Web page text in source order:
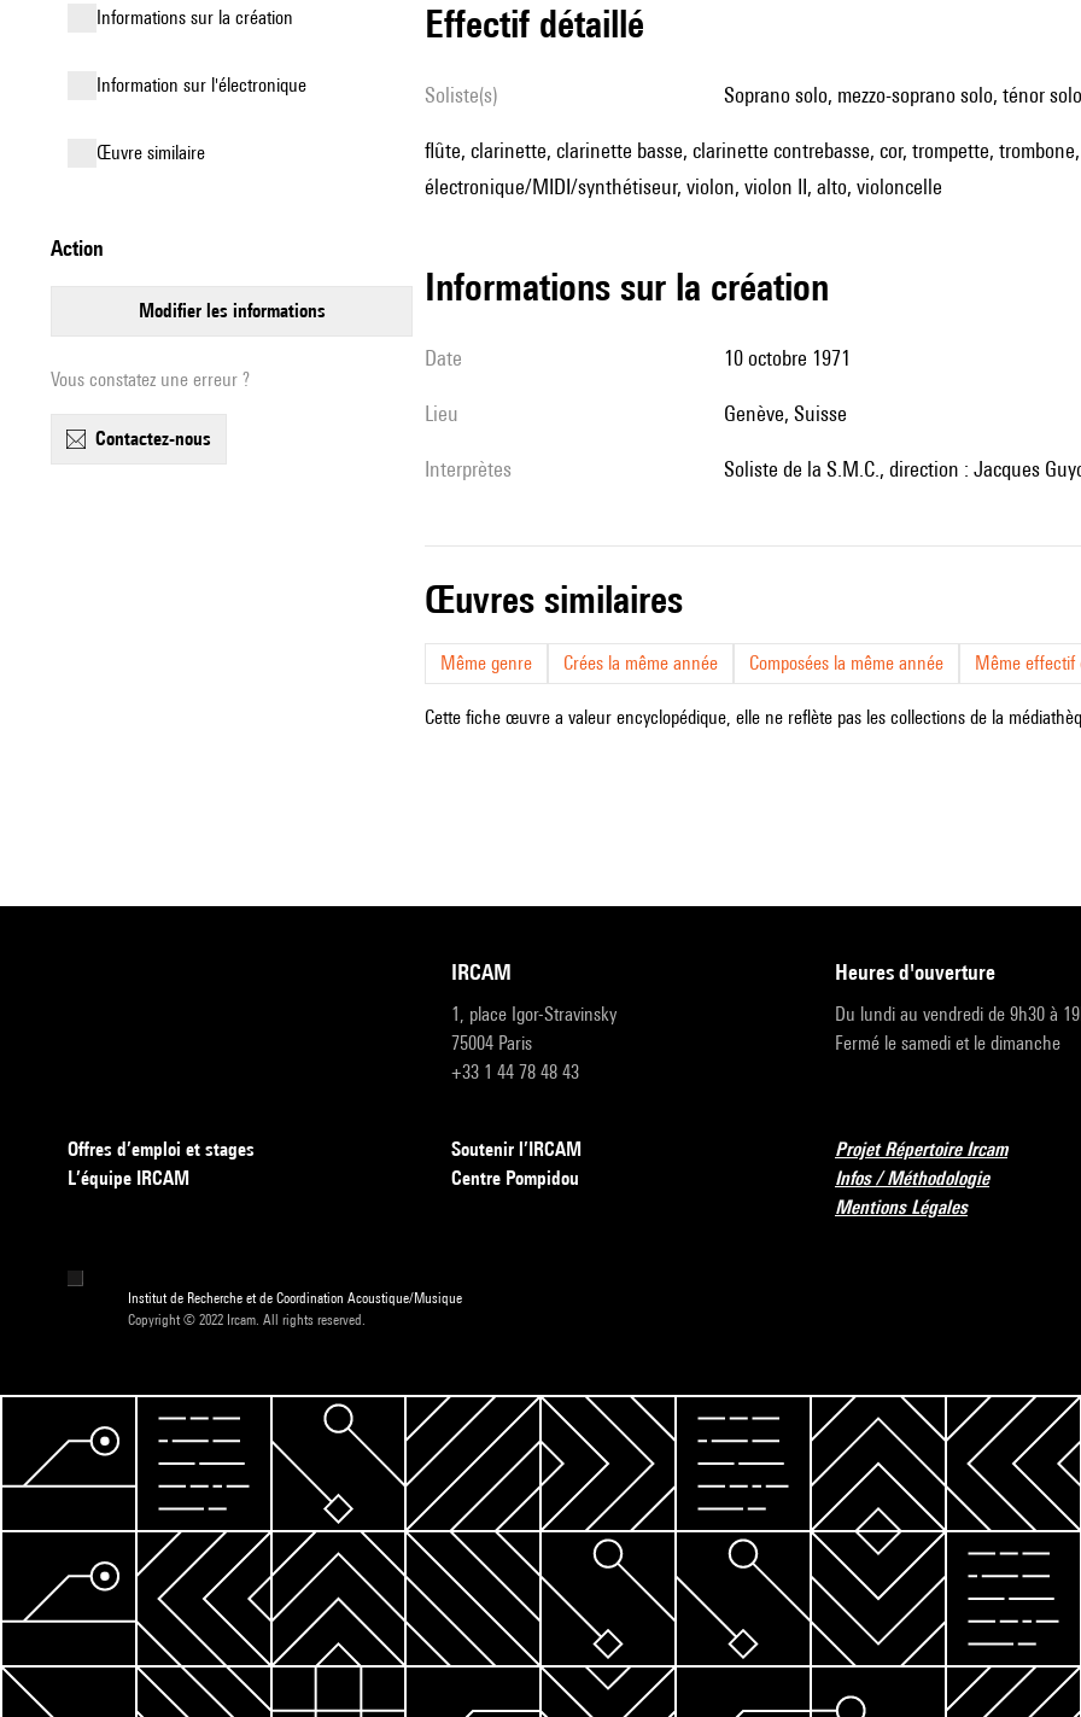
informations sur la création
Information sur l'électronique
œuvre similaire
action
modifier les informations
Vous constatez une erreur ?
contactez-nous
effectif détaillé
Soliste(s) soprano solo, mezzo-soprano solo, ténor
flûte, clarinette, clarinette basse, clarinette contrebasse, cor, trompette,
électronique/MIDI/synthétiseur, violon, violon II, alto, violoncelle
informations sur la création
date 10 octobre 1971
lieu Genève, Suisse
interprètes Soliste de la S.M.C., direction : Jacques
œuvres similaires
Même genre Crées la même année Composées la même année Même effectif
Cette fiche œuvre a valeur encyclopédique, elle ne reflète pas les collections de la
IRCAM
1, place Igor-Stravinsky
75004 Paris
+33 1 44 78 48 43
heures d'ouverture
Du lundi au vendredi de 9h30 à
Fermé le samedi et le dimanche
Offres d’emploi et stages
L’équipe IRCAM
Soutenir l’IRCAM
Centre Pompidou
Projet Répertoire Ircam
Infos / Méthodologie
Mentions Légales
Institut de Recherche et de Coordination Acoustique/Musique
Copyright © 2022 Ircam. All rights reserved.